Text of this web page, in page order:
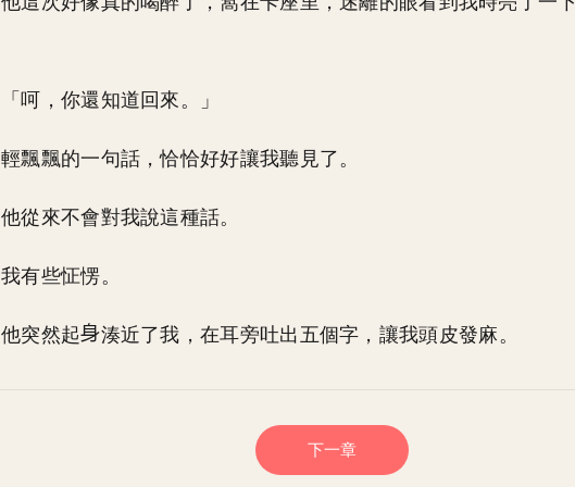
「呵，你還知道回來。」
輕飄飄的一句話，恰恰好好讓我聽見了。
他從來不會對我說這種話。
我有些怔愣。
他突然起 湊近了我，在耳旁吐出五個字，讓我頭皮發麻。
下一章